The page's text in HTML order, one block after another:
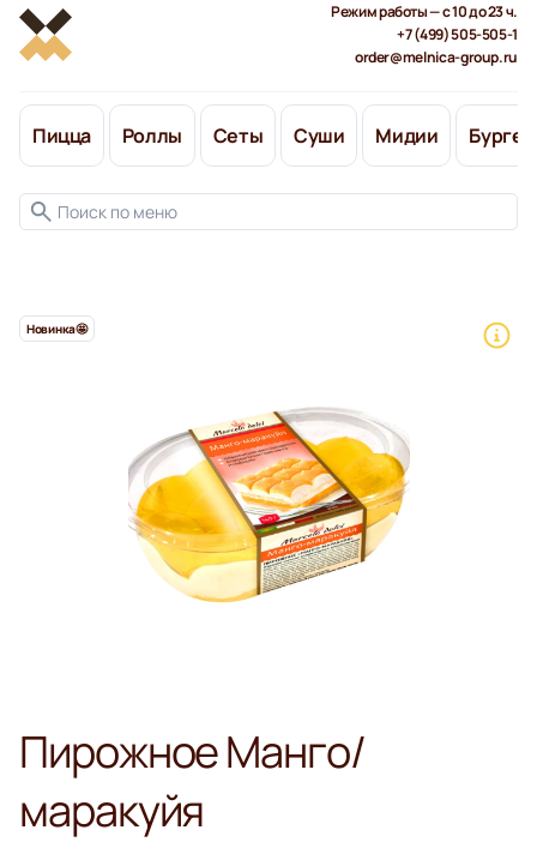
Режим работы — с 10 до 23 ч.
+7 (499) 505-505-1
order@melnica-group.ru
Пицца Роллы Сеты Суши Мидии
Новинка🤩
Пирожное Манго/
маракуйя